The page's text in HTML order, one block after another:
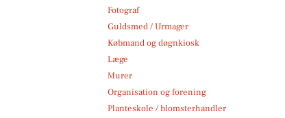
Fotograf
Guldsmed / Urmager
Købmand og døgnkiosk
Læge
Murer
Organisation og forening
Planteskole / blomsterhandler